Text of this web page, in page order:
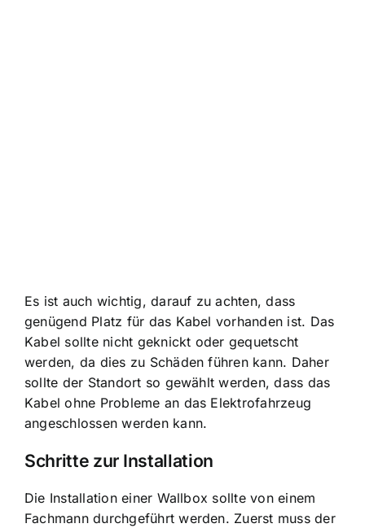
Es ist auch wichtig, darauf zu achten, dass
genügend Platz für das Kabel vorhanden ist. Das
Kabel sollte nicht geknickt oder gequetscht
werden, da dies zu Schäden führen kann. Daher
sollte der Standort so gewählt werden, dass das
Kabel ohne Probleme an das Elektrofahrzeug
angeschlossen werden kann.
Schritte zur Installation
Die Installation einer Wallbox sollte von einem
Fachmann durchgeführt werden. Zuerst muss der